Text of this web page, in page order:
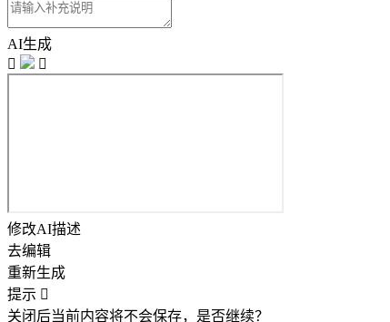
AI生成


修改AI描述
去编辑
重新生成
提示 
关闭后当前内容将不会保存，是否继续？